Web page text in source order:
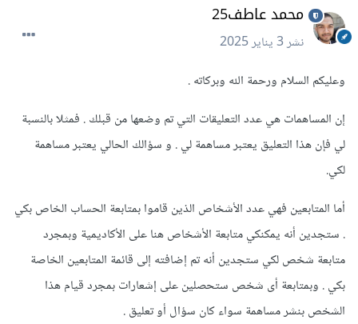
محمد عاطف25
نشر3 يناير 2025
وعليكم السلام ورحمة الله وبركاته .
إن المساهمات هي عدد التعليقات التي تم وضعها من قبلك . فمثلا بالنسبة
لي فإن هذا التعليق يعتبر مساهمة لي . و سؤالك الحالي يعتبر مساهمة
لكي.
أما المتابعين فهي عدد الأشخاص الذين قاموا بمتابعة الحساب الخاص بكي
. ستجدين أنه يمكنكي متابعة الأشخاص هنا على الأكاديمية وبمجرد
متابعة شخص لكي ستجدين أنه تم إضافته إلى قائمة المتابعين الخاصة
بكي . وبمتابعة أى شخص ستحصلين على إشعارات بمجرد قيام هذا
الشخص بنشر مساهمة سواء كان سؤال أو تعليق .